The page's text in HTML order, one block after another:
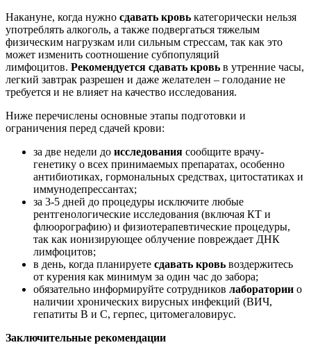
Накануне, когда нужно сдавать кровь категорически нельзя
употреблять алкоголь, а также подвергаться тяжелым
физическим нагрузкам или сильным стрессам, так как это
может изменить соотношение субпопуляций
лимфоцитов. Рекомендуется сдавать кровь в утренние часы,
легкий завтрак разрешен и даже желателен – голодание не
требуется и не влияет на качество исследования.
Ниже перечислены основные этапы подготовки и
ограничения перед сдачей крови:
за две недели до исследования сообщите врачу-
генетику о всех принимаемых препаратах, особенно
антибиотиках, гормональных средствах, цитостатиках и
иммунодепрессантах;
за 3-5 дней до процедуры исключите любые
рентгенологические исследования (включая КТ и
флюорографию) и физиотерапевтические процедуры,
так как ионизирующее облучение повреждает ДНК
лимфоцитов;
в день, когда планируете сдавать кровь воздержитесь
от курения как минимум за один час до забора;
обязательно информируйте сотрудников лаборатории о
наличии хронических вирусных инфекций (ВИЧ,
гепатиты В и С, герпес, цитомегаловирус.
Заключительные рекомендации